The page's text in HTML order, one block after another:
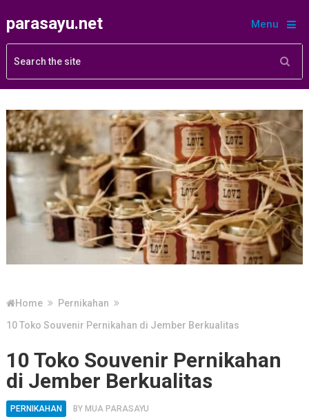
parasayu.net Menu
Home
Pernikahan
10 Toko Souvenir Pernikahan di Jember Berkualitas
10 Toko Souvenir Pernikahan
di Jember Berkualitas
PERNIKAHAN BY MUA PARASAYU